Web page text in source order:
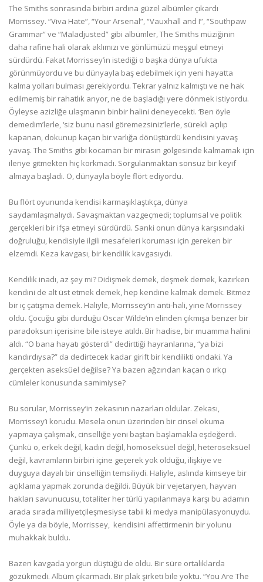
The Smiths sonrasında birbiri ardına güzel albümler çıkardı
Morrissey. “Viva Hate”, “Your Arsenal”, “Vauxhall and I”, “Southpaw
Grammar” ve “Maladjusted” gibi albümler, The Smiths müziğinin
daha rafine hali olarak aklımızı ve gönlümüzü meşgul etmeyi
sürdürdü. Fakat Morrissey’in istediği o başka dünya ufukta
görünmüyordu ve bu dünyayla baş edebilmek için yeni hayatta
kalma yolları bulması gerekiyordu. Tekrar yalnız kalmıştı ve ne hak
edilmemiş bir rahatlık arıyor, ne de başladığı yere dönmek istiyordu.
Öyleyse azizliğe ulaşmanın binbir halini deneyecekti. ‘Ben öyle
demedim’lerle, ‘siz bunu nasıl göremezsiniz’lerle, sürekli açılıp
kapanan, dokunup kaçan bir varlığa dönüştürdü kendisini yavaş
yavaş. The Smiths gibi kocaman bir mirasın gölgesinde kalmamak için
ileriye gitmekten hiç korkmadı. Sorgulanmaktan sonsuz bir keyif
almaya başladı. O, dünyayla böyle flört ediyordu.
Bu flört oyununda kendisi karmaşıklaştıkça, dünya
saydamlaşmalıydı. Savaşmaktan vazgeçmedi; toplumsal ve politik
gerçekleri bir ifşa etmeyi sürdürdü. Sanki onun dünya karşısındaki
doğruluğu, kendisiyle ilgili mesafeleri koruması için gereken bir
elzemdi. Keza kavgası, bir kendilik kavgasıydı.
Kendilik inadı, az şey mi? Didişmek demek, deşmek demek, kazırken
kendini de alt üst etmek demek, hep kendine kalmak demek. Bitmez
bir iç çatışma demek. Haliyle, Morrissey’in anti-hali, yine Morrissey
oldu. Çocuğu gibi durduğu Oscar Wilde’ın elinden çıkmışa benzer bir
paradoksun içerisine bile isteye atıldı. Bir hadise, bir muamma halini
aldı. “O bana hayatı gösterdi” dedirttiği hayranlarına, “ya bizi
kandırdıysa?” da dedirtecek kadar girift bir kendilikti ondaki. Ya
gerçekten aseksüel değilse? Ya bazen ağzından kaçan o ırkçı
cümleler konusunda samimiyse?
Bu sorular, Morrissey’in zekasının nazarları oldular. Zekası,
Morrissey’i korudu. Mesela onun üzerinden bir cinsel okuma
yapmaya çalışmak, cinselliğe yeni baştan başlamakla eşdeğerdi.
Çünkü o, erkek değil, kadın değil, homoseksüel değil, heteroseksüel
değil, kavramların birbiri içine geçerek yok olduğu, ilişkiye ve
duyguya dayalı bir cinselliğin temsiliydi. Haliyle, aslında kimseye bir
açıklama yapmak zorunda değildi. Büyük bir vejetaryen, hayvan
hakları savunucusu, totaliter her türlü yapılanmaya karşı bu adamın
arada sırada milliyetçileşmesiyse tabii ki medya manipülasyonuydu.
Öyle ya da böyle, Morrissey, kendisini affettirmenin bir yolunu
muhakkak buldu.
Bazen kavgada yorgun düştüğü de oldu. Bir süre ortalıklarda
gözükmedi. Albüm çıkarmadı. Bir plak şirketi bile yoktu. “You Are The